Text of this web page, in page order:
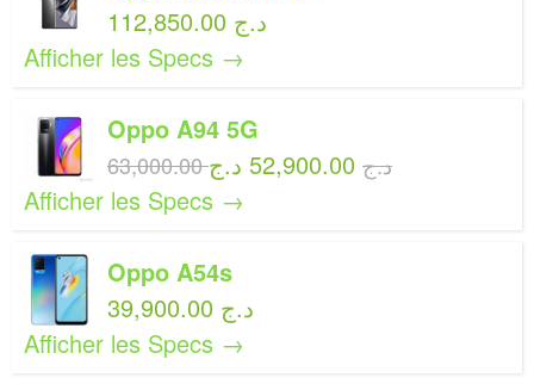
112,850.00 د.ج
Afficher les Specs →
Oppo A94 5G
63,000.00 د.ج
Afficher les Specs →
Oppo A54s
39,900.00 د.ج
Afficher les Specs →